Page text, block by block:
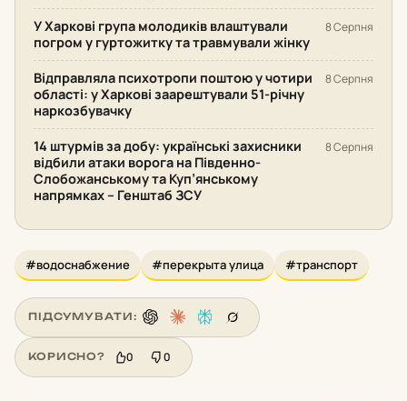
У Харкові група молодиків влаштували
погром у гуртожитку та травмували жінку
8 Серпня
Відправляла психотропи поштою у чотири
області: у Харкові заарештували 51-річну
наркозбувачку
8 Серпня
14 штурмів за добу: українські захисники
відбили атаки ворога на Південно-
Слобожанському та Куп’янському
напрямках – Генштаб ЗСУ
8 Серпня
#водоснабжение #перекрыта улица #транспорт
ПІДСУМУВАТИ:
КОРИСНО? 0 0